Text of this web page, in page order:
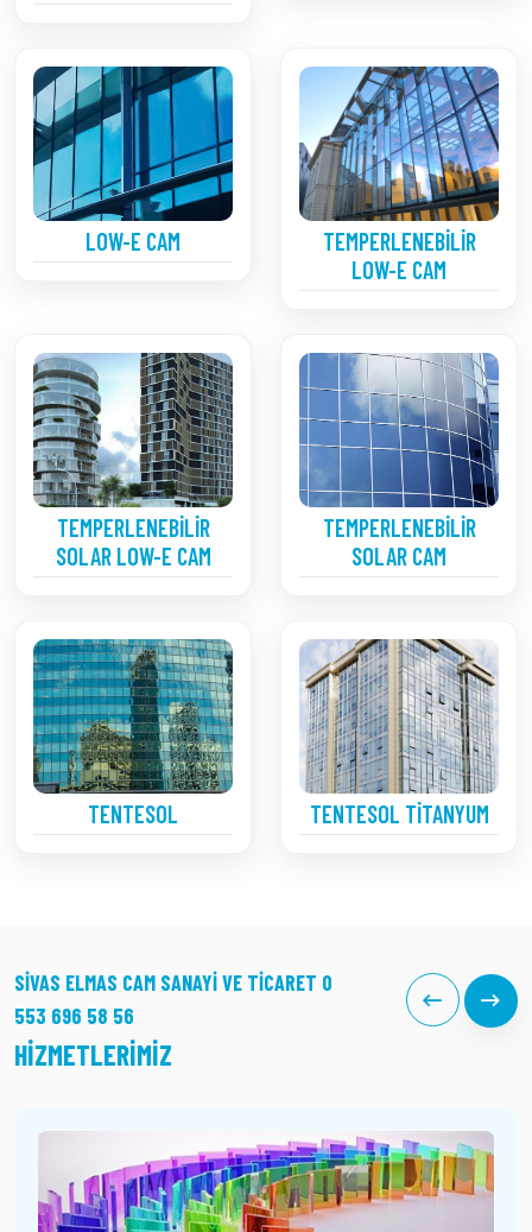
LOW-E CAM
TEMPERLENEBILIR
LOW-E CAM
TEMPERLENEBILIR
SOLAR LOW-E CAM
TEMPERLENEBILIR
SOLAR CAM
TENTESOL TENTESOL TITANYUM
SIVAS ELMAS CAM SANAYI VE TICARET 0
553 696 58 56
HIZMETLERIMIZ